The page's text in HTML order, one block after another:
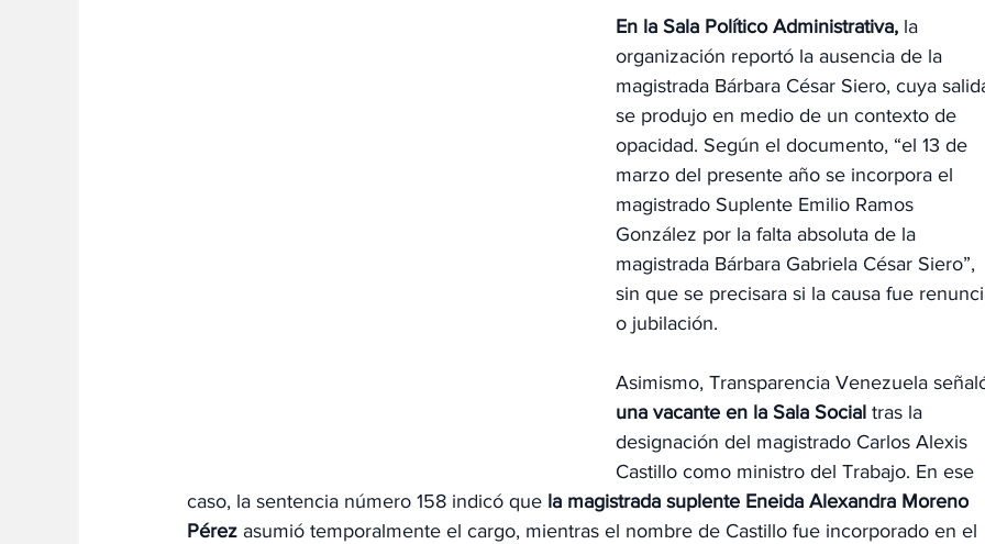
En la Sala Político Administrativa, la
organización reportó la ausencia de la
magistrada Bárbara César Siero, cuya
se produjo en medio de un contexto de
opacidad. Según el documento, “el 13 de
marzo del presente año se incorpora el
magistrado Suplente Emilio Ramos
González por la falta absoluta de la
magistrada Bárbara Gabriela César Siero”,
sin que se precisara si la causa fue
o jubilación.
Asimismo, Transparencia Venezuela
una vacante en la Sala Social tras la
designación del magistrado Carlos Alexis
Castillo como ministro del Trabajo. En ese
caso, la sentencia número 158 indicó que la magistrada suplente Eneida Alexandra Moreno
Pérez asumió temporalmente el cargo, mientras el nombre de Castillo fue incorporado en el